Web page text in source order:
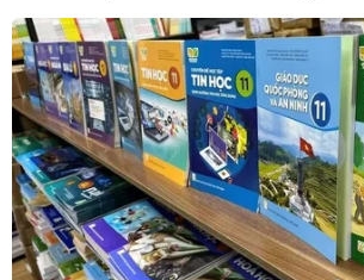
Dịch tả bùng phát nghiêm trọng tại
Nigeria, hàng trăm người tử vong
23/07/2026 07:23
Dịch Ebola: Số ca tử vong ở châu
tăng lên hơn 1.000 người
22/07/2026 22:56